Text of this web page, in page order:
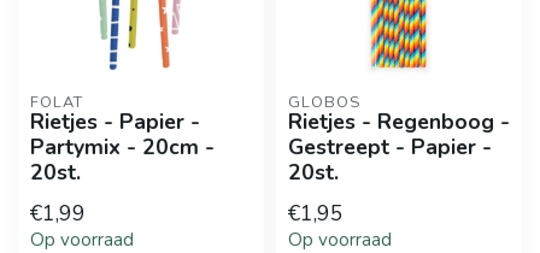
FOLAT
Rietjes - Papier -
Partymix - 20cm -
20st.
€1,99
Op voorraad
GLOBOS
Rietjes - Regenboog -
Gestreept - Papier -
20st.
€1,95
Op voorraad